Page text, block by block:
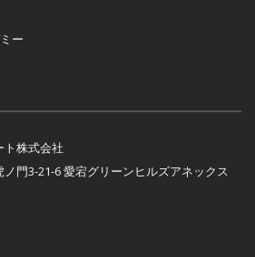
ー
ト株式会社
門3-21-6 愛宕グリーンヒルズアネックス